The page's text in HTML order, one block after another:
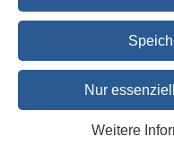
Nur
Weitere
Die Bibel in